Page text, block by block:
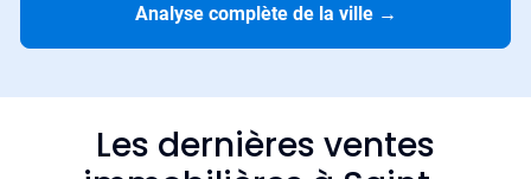
Analyse complète de la ville →
Les dernières ventes